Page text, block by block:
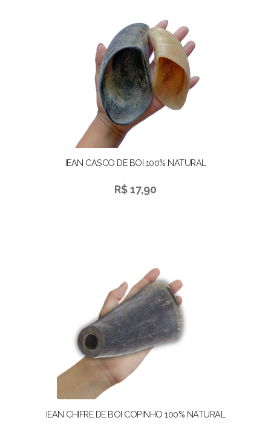
IEAN CASCO DE BOI 100% NATURAL
R$ 17,90
IEAN CHIFRE DE BOI COPINHO 100% NATURAL